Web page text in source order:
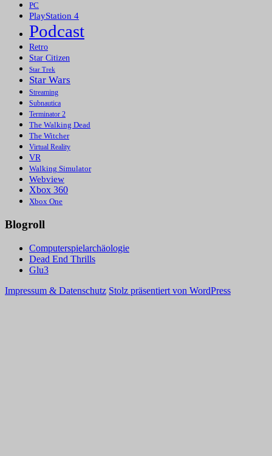
PC
PlayStation 4
Podcast
Retro
Star Citizen
Star Trek
Star Wars
Streaming
Subnautica
Terminator 2
The Walking Dead
The Witcher
Virtual Reality
VR
Walking Simulator
Webview
Xbox 360
Xbox One
Blogroll
Computerspielarchäologie
Dead End Thrills
Glu3
Impressum & Datenschutz Stolz präsentiert von WordPress